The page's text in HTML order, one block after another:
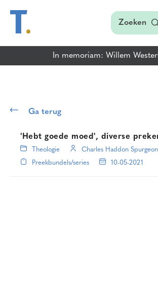
Zoeken
In memoriam: Willem
Ga terug
'Hebt goede moed', diverse
Theologie
Charles Haddon Spurgeon
Preekbundels/series
10-05-2021